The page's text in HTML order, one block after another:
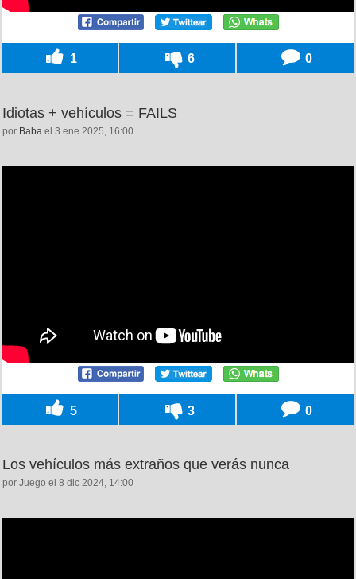
1 6 0
Idiotas + vehículos = FAILS
por Baba el 3 ene 2025, 16:00
5 3 0
Los vehículos más extraños que verás nunca
por Juego el 8 dic 2024, 14:00